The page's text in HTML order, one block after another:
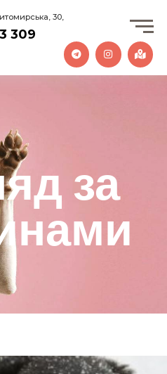
309
30,
за